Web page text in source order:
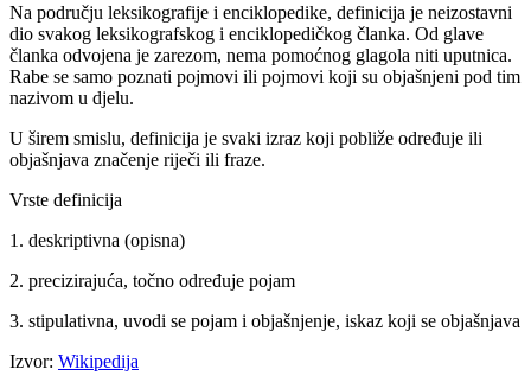
Na području leksikografije i enciklopedike, definicija je neizostavni
dio svakog leksikografskog i enciklopedičkog članka. Od glave
članka odvojena je zarezom, nema pomoćnog glagola niti uputnica.
Rabe se samo poznati pojmovi ili pojmovi koji su objašnjeni pod tim
nazivom u djelu.
U širem smislu, definicija je svaki izraz koji pobliže određuje ili
objašnjava značenje riječi ili fraze.
Vrste definicija
1. deskriptivna (opisna)
2. precizirajuća, točno određuje pojam
3. stipulativna, uvodi se pojam i objašnjenje, iskaz koji se objašnjava
Izvor: Wikipedija